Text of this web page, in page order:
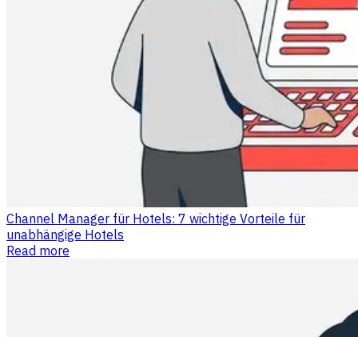
Channel Manager für Hotels: 7 wichtige Vorteile für
unabhängige Hotels
Read more